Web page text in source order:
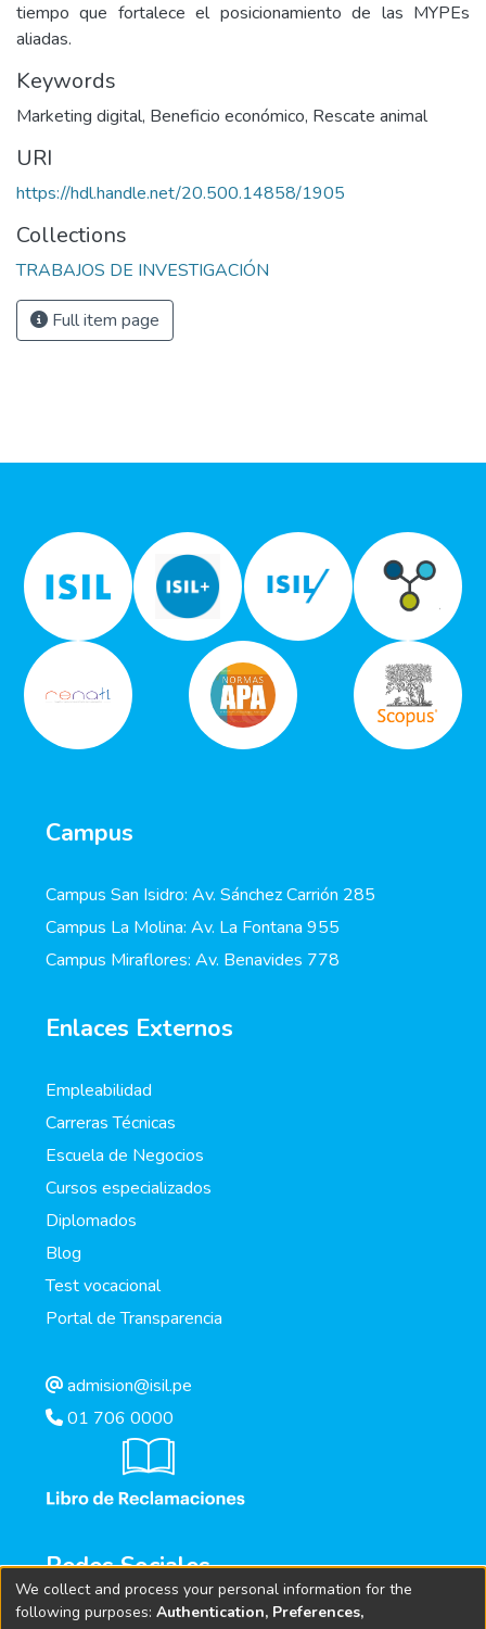
tiempo que fortalece el posicionamiento de las MYPEs
aliadas.
Keywords
Marketing digital, Beneficio económico, Rescate animal
URI
https://hdl.handle.net/20.500.14858/1905
Collections
TRABAJOS DE INVESTIGACIÓN
Full item page
Campus
Campus San Isidro: Av. Sánchez Carrión 285
Campus La Molina: Av. La Fontana 955
Campus Miraflores: Av. Benavides 778
Enlaces Externos
Empleabilidad
Carreras Técnicas
Escuela de Negocios
Cursos especializados
Diplomados
Blog
Test vocacional
Portal de Transparencia
admision@isil.pe
01 706 0000
Redes Sociales
We collect and process your personal information for the
following purposes: Authentication, Preferences,